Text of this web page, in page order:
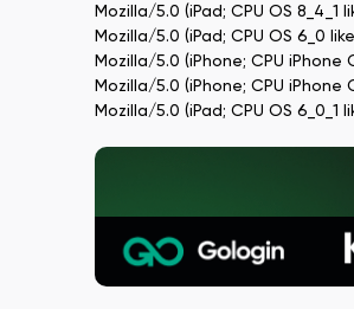
Mozilla/5.0 (iPad; CPU OS 8_4_1
Mozilla/5.0 (iPad; CPU OS 6_0
Mozilla/5.0 (iPhone; CPU iPhone
Mozilla/5.0 (iPhone; CPU iPhone
Mozilla/5.0 (iPad; CPU OS